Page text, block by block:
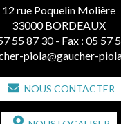
12 rue Poquelin Molière
33000 BORDEAUX
55 87 30 - Fax : 05 57
piola@gaucher-
NOUS CONTACTER